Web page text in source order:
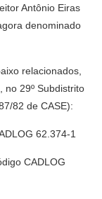
Antônio Eiras
denominado
relacionados,
no 29º Subdistrito
82 de CASE):
62.374-1
CADLOG